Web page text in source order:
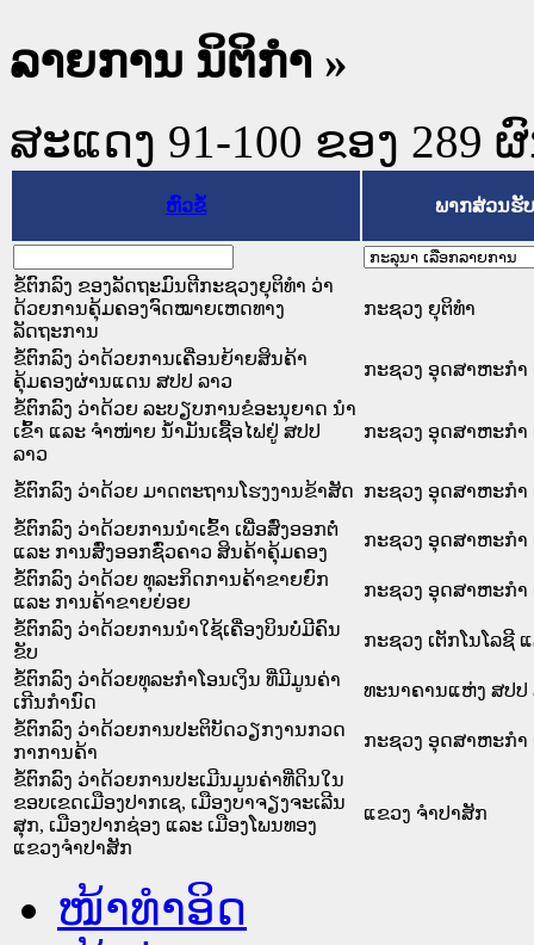
ລາຍການ ນິຕິກໍາ »
ສະແດງ 91-100 ຂອງ 289
ຫົວຂໍ້ ພາກສ່ວນຮັ
ຂໍ້ຕົກລົງ ຂອງລັດຖະມົນຕີກະຊວງຍຸຕິທຳ ວ່າ
ດ້ວຍການຄຸ້ມຄອງຈົດໝາຍເຫດທາງ
ລັດຖະການ
ກະຊວງ ຍຸຕິທໍາ
ຂໍ້ຕົກລົງ ວ່າດ້ວຍການເຄື່ອນຍ້າຍສິນຄ້າ
ຄຸ້ມຄອງຜ່ານແດນ ສປປ ລາວ
ກະຊວງ ອຸດສາຫະກຳ
ຂໍ້ຕົກລົງ ວ່າດ້ວຍ ລະບຽບການຂໍອະນຸຍາດ ນຳ
ເຂົ້າ ແລະ ຈຳໜ່າຍ ນ້ຳມັນເຊື້ອໄຟຢູ່ ສປປ
ລາວ
ກະຊວງ ອຸດສາຫະກຳ
ຂໍ້ຕົກລົງ ວ່າດ້ວຍ ມາດຕະຖານໂຮງງານຂ້າສັດ ກະຊວງ ອຸດສາຫະກຳ
ຂໍ້ຕົກລົງ ວ່າດ້ວຍການນຳເຂົ້າ ເພື່ອສົ່ງອອກຕໍ່
ແລະ ການສົ່ງອອກຊົ່ວຄາວ ສິນຄ້າຄຸ້ມຄອງ
ກະຊວງ ອຸດສາຫະກຳ
ຂໍ້ຕົກລົງ ວ່າດ້ວຍ ທຸລະກິດການຄ້າຂາຍຍົກ
ແລະ ການຄ້າຂາຍຍ່ອຍ
ກະຊວງ ອຸດສາຫະກຳ
ຂໍ້ຕົກລົງ ວ່າດ້ວຍການນຳໃຊ້ເຄື່ອງບິນບໍ່ມີຄົນ
ຂັບ
ກະຊວງ ເຕັກໂນໂລຊີ
ຂໍ້​ຕົກ​ລົງ ວ່າ​ດ້ວຍ​ທຸ​ລະ​ກຳ​ໂອ​ນ​ເງິນ ທີ່​ມີ​ມູນ​ຄ່າ​
ເກີນ​ກຳ​ນົດ
ທະນາຄານແຫ່ງ ສປປ
ຂໍ້ຕົກລົງ ວ່າດ້ວຍການປະຕິບັດວຽກງານກວດ
ກາການຄ້າ
ກະຊວງ ອຸດສາຫະກຳ
ຂໍ້ຕົກລົງ ວ່າດ້ວຍການປະເມີນມູນຄ່າທີ່ດິນໃນ
ຂອບເຂດເມືອງປາກເຊ, ເມືອງບາຈຽງຈະເລີນ
ສຸກ, ເມືອງປາກຊ່ອງ ແລະ ເມືອງໂພນທອງ
ແຂວງຈຳປາສັກ
ແຂວງ ຈໍາປາສັກ
ໜ້າທໍາອິດ